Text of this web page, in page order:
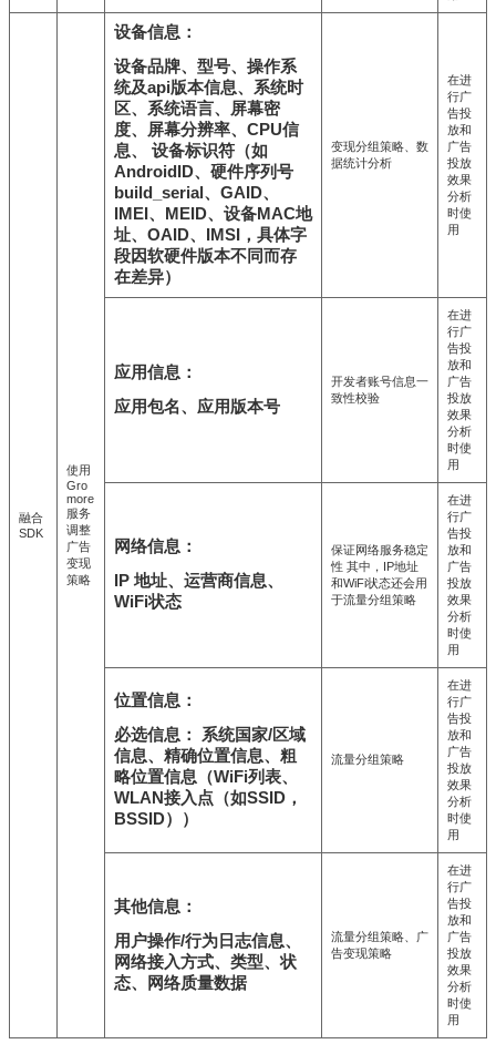
融合
SDK
使用
Gro
more
服务
调整
广告
变现
策略
设备信息：
设备品牌、型号、操作系
统及api版本信息、系统时
区、系统语言、屏幕密
度、屏幕分辨率、CPU信
息、 设备标识符（如
AndroidID、硬件序列号
build_serial、GAID、
IMEI、MEID、设备MAC地
址、OAID、IMSI，具体字
段因软硬件版本不同而存
在差异）
变现分组策略、数
据统计分析
在进
行广
告投
放和
广告
投放
效果
分析
时使
用
应用信息：
应用包名、应用版本号
开发者账号信息一
致性校验
在进
行广
告投
放和
广告
投放
效果
分析
时使
用
网络信息：
IP 地址、运营商信息、
WiFi状态
保证网络服务稳定
性 其中，IP地址
和WiFi状态还会用
于流量分组策略
在进
行广
告投
放和
广告
投放
效果
分析
时使
用
位置信息：
必选信息： 系统国家/区域
信息、精确位置信息、粗
略位置信息（WiFi列表、
WLAN接入点（如SSID，
BSSID））
流量分组策略
在进
行广
告投
放和
广告
投放
效果
分析
时使
用
其他信息：
用户操作/行为日志信息、
网络接入方式、类型、状
态、网络质量数据
流量分组策略、广
告变现策略
在进
行广
告投
放和
广告
投放
效果
分析
时使
用